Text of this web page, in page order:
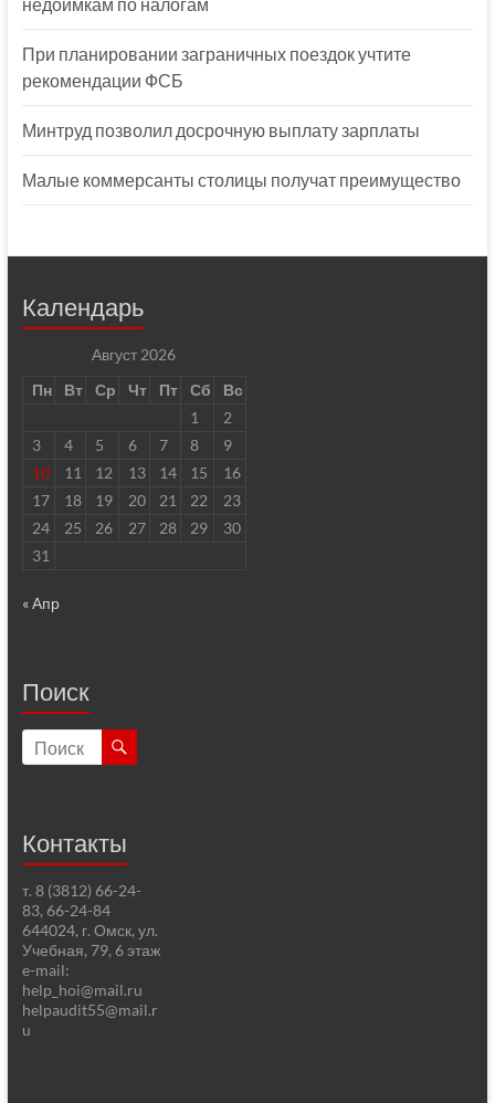
недоимкам по налогам
При планировании заграничных поездок учтите
рекомендации ФСБ
Минтруд позволил досрочную выплату зарплаты
Малые коммерсанты столицы получат преимущество
Календарь
Август 2026
Пн
Вт Ср Чт Пт Сб
Вс
1
2
3
4 5 6 7 8
9
10
11 12 13 14 15
16
17
18 19 20 21 22
23
24
25 26 27 28 29
30
31
« Апр
Поиск
Контакты
т. 8 (3812) 66-24-
83, 66-24-84
644024, г. Омск, ул.
Учебная, 79, 6 этаж
e-mail:
help_hoi@mail.ru
helpaudit55@mail.r
u